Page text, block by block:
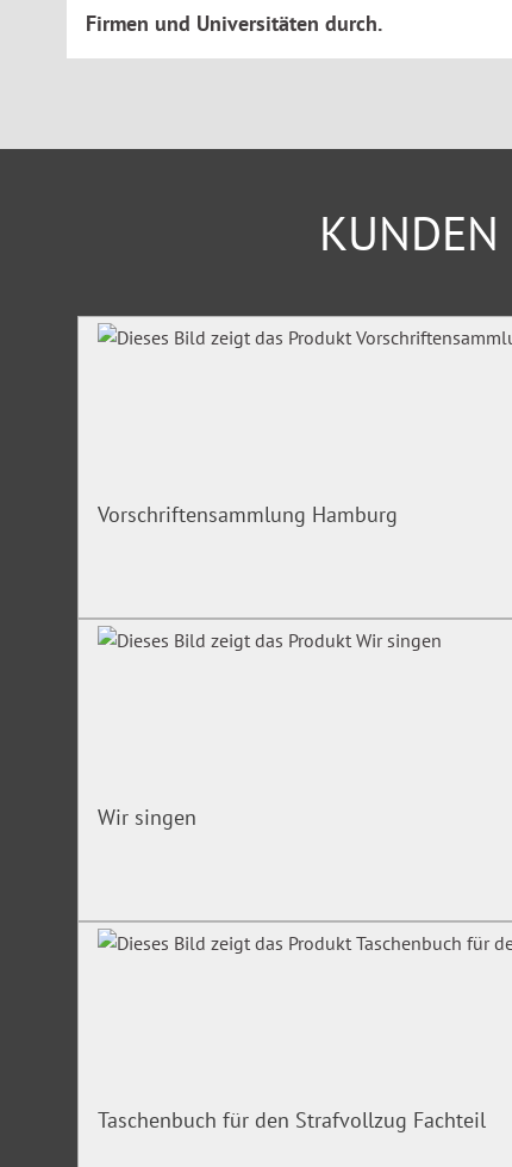
Firmen und Universitäten durch.
Produktgalerie überspringen
Vorschriftensammlung Hamburg
Wir singen
Taschenbuch für den Strafvollzug Fachteil